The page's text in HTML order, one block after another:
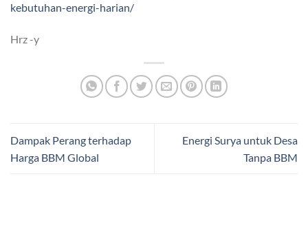
kebutuhan-energi-harian/
Hrz -y
Dampak Perang terhadap
Harga BBM Global
Energi Surya untuk Desa
Tanpa BBM